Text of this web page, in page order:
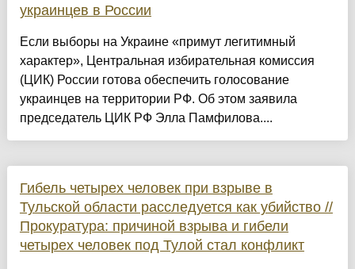
украинцев в России
Если выборы на Украине «примут легитимный
характер», Центральная избирательная комиссия
(ЦИК) России готова обеспечить голосование
украинцев на территории РФ. Об этом заявила
председатель ЦИК РФ Элла Памфилова....
Гибель четырех человек при взрыве в
Тульской области расследуется как убийство //
Прокуратура: причиной взрыва и гибели
четырех человек под Тулой стал конфликт